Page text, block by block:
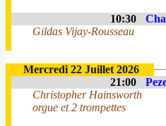
10:30
Gildas Vijay-Rousseau
Mercredi 22 Juillet 2026
21:00
Christopher Hainsworth
orgue et 2 trompettes